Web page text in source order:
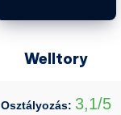
Welltory
Osztályozás: 3,1/5